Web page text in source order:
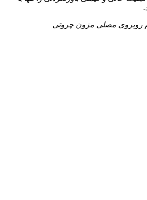
روبروی مصلی مزون چروتی